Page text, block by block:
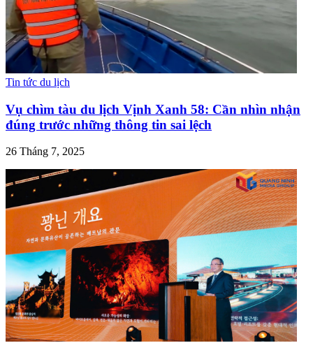
Tin tức du lịch
Vụ chìm tàu du lịch Vịnh Xanh 58: Cần nhìn nhận
đúng trước những thông tin sai lệch
26 Tháng 7, 2025